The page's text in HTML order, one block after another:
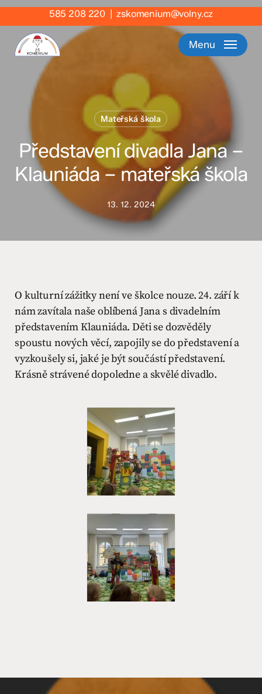
Skip
content
585 208 220 |zskomenium@volny.cz
Menu
Mateřská škola
Představení divadla Jana –
Klauniáda – mateřská škola
13. 12. 2024
O kulturní zážitky není ve školce nouze. 24. září k
nám zavítala naše oblíbená Jana s divadelním
představením Klauniáda. Děti se dozvěděly
spoustu nových věcí, zapojily se do představení a
vyzkoušely si, jaké je být součástí představení.
Krásně strávené dopoledne a skvělé divadlo.